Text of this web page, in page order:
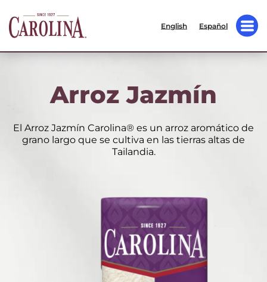
English Español
Arroz Jazmín
El Arroz Jazmín Carolina® es un arroz aromático de
grano largo que se cultiva en las tierras altas de
Tailandia.